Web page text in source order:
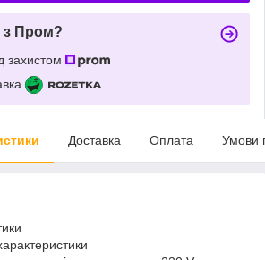
з Пром?
захистом
Доставка Оплата Умови